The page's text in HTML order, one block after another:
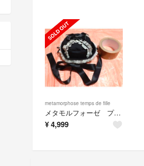
metamorphose temps de fille
メタモルフォーゼ プレゼントボックスミニハット
¥4,999